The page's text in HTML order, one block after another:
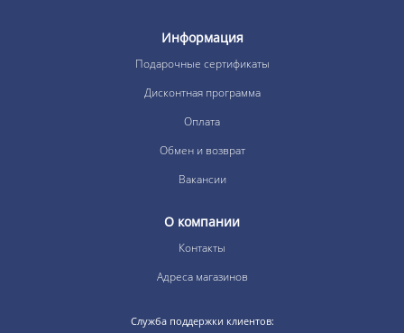
Информация
Подарочные сертификаты
Дисконтная программа
Оплата
Обмен и возврат
Вакансии
О компании
Контакты
Адреса магазинов
Служба поддержки клиентов: